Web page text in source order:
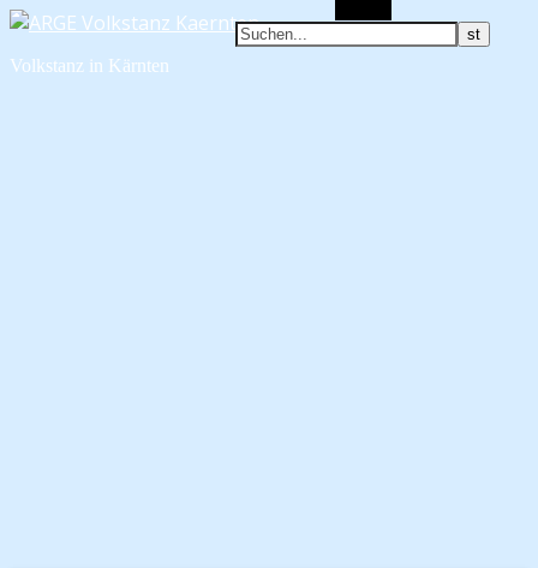
Volkstanz in Kärnten